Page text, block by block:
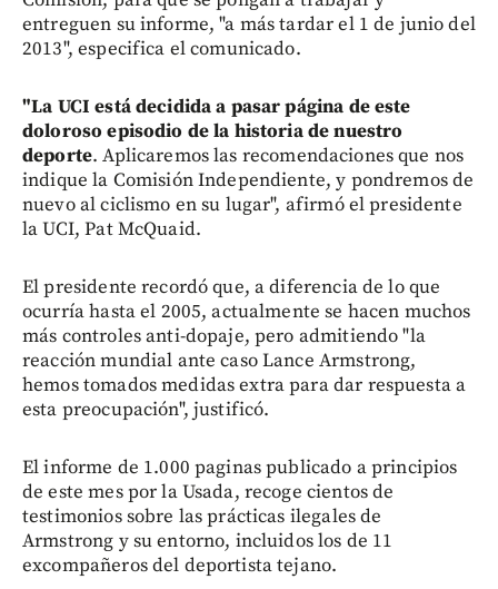
entreguen su informe, "a más tardar el 1 de junio del
2013", especifica el comunicado.
"La UCI está decidida a pasar página de este
doloroso episodio de la historia de nuestro
deporte. Aplicaremos las recomendaciones que nos
indique la Comisión Independiente, y pondremos de
nuevo al ciclismo en su lugar", afirmó el presidente
la UCI, Pat McQuaid.
El presidente recordó que, a diferencia de lo que
ocurría hasta el 2005, actualmente se hacen muchos
más controles anti-dopaje, pero admitiendo "la
reacción mundial ante caso Lance Armstrong,
hemos tomados medidas extra para dar respuesta a
esta preocupación", justificó.
El informe de 1.000 paginas publicado a principios
de este mes por la Usada, recoge cientos de
testimonios sobre las prácticas ilegales de
Armstrong y su entorno, incluidos los de 11
excompañeros del deportista tejano.